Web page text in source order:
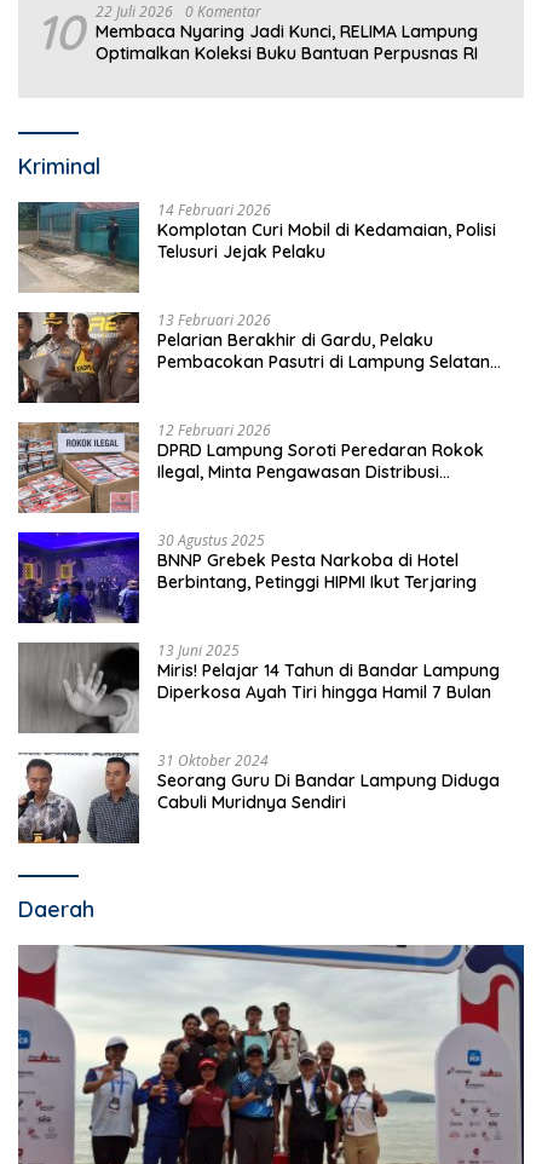
10 22 Juli 2026 0 Komentar
Membaca Nyaring Jadi Kunci, RELIMA Lampung
Optimalkan Koleksi Buku Bantuan Perpusnas RI
Kriminal
14 Februari 2026
Komplotan Curi Mobil di Kedamaian, Polisi
Telusuri Jejak Pelaku
13 Februari 2026
Pelarian Berakhir di Gardu, Pelaku
Pembacokan Pasutri di Lampung Selatan
12 Februari 2026
DPRD Lampung Soroti Peredaran Rokok
Ilegal, Minta Pengawasan Distribusi
30 Agustus 2025
BNNP Grebek Pesta Narkoba di Hotel
Berbintang, Petinggi HIPMI Ikut Terjaring
13 Juni 2025
Miris! Pelajar 14 Tahun di Bandar Lampung
Diperkosa Ayah Tiri hingga Hamil 7 Bulan
31 Oktober 2024
Seorang Guru Di Bandar Lampung Diduga
Cabuli Muridnya Sendiri
Daerah